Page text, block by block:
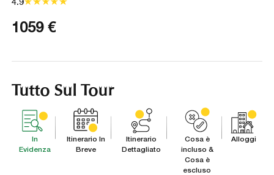
1059 €
Tutto Sul Tour
In
Evidenza
Itinerario In
Breve
Itinerario
Dettagliato
Cosa è
incluso &
Cosa è
escluso
Alloggi